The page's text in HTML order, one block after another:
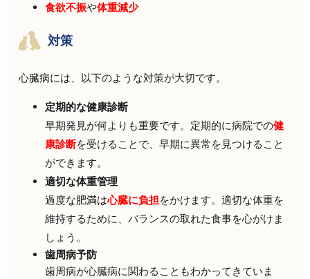
食欲不振や体重減少
対策
心臓病には、以下のような対策が大切です。
定期的な健康診断
早期発見が何よりも重要です。定期的に病院での健
康診断を受けることで、早期に異常を見つけること
ができます。
適切な体重管理
過度な肥満は心臓に負担をかけます。適切な体重を
維持するために、バランスの取れた食事を心がけま
しょう。
歯周病予防
歯周病が心臓病に関わることもわかってきていま